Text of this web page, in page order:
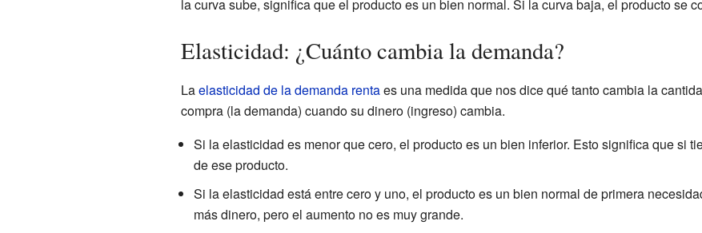
la curva sube, significa que el producto es un bien normal. Si la curva baja, el producto se
Elasticidad: ¿Cuánto cambia la demanda?
Laelasticidad de la demanda rentaes una medida que nos dice qué tanto cambia la
compra (la demanda) cuando su dinero (ingreso) cambia.
Si la elasticidad es menor que cero, el producto es un bien inferior. Esto significa que si
de ese producto.
Si la elasticidad está entre cero y uno, el producto es un bien normal de primera
más dinero, pero el aumento no es muy grande.